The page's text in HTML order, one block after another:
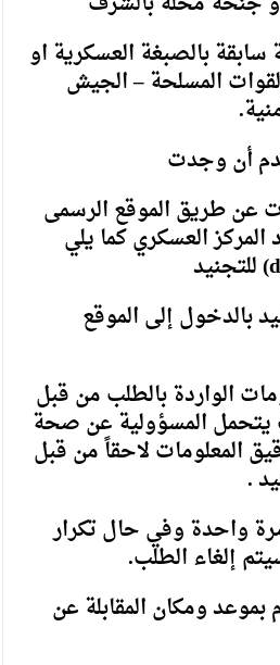
بالصبغة العسكرية او
المسلحة – الجيش
أن وجدت
عن طريق الموقع الرسمى
المركز العسكري كما يلي
) للتجنيد
بالدخول إلى الموقع
الواردة بالطلب من قبل
المسؤولية عن صحة
المعلومات لاحقاً من قبل
.
واحدة وفي حال تكرار
إلغاء الطلب.
بموعد ومكان المقابلة عن